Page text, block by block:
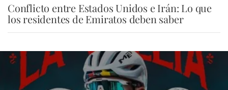
Conflicto entre Estados Unidos e Irán: Lo que
los residentes de Emiratos deben saber